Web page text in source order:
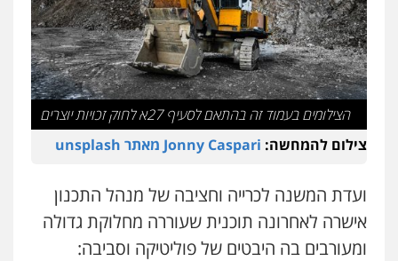
הצילומים בעמוד זה בהתאם לסעיף 27א לחוק זכויות יוצרים
צילום להמחשה: Jonny Caspari מאתר unsplash
ועדת המשנה לכרייה וחציבה של מנהל התכנון
אישרה לאחרונה תוכנית שעוררה מחלוקת גדולה
ומעורבים בה היבטים של פוליטיקה וסביבה: